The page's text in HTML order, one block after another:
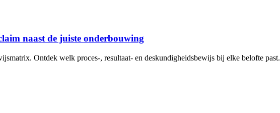
naast de juiste onderbouwing
Ontdek welk proces-, resultaat- en deskundigheidsbewijs bij elke belofte past.